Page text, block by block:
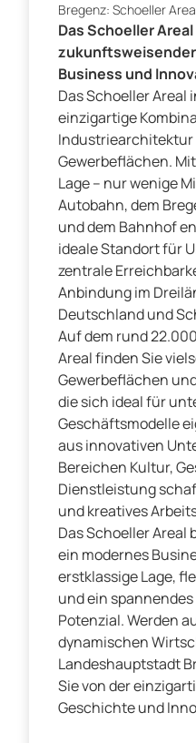
Bregenz: Schoeller
Das Schoeller
Business und
Das Schoeller Areal
einzigartige
Industriearchitektur
Gewerbeflächen.
Lage – nur wenige
Autobahn, dem
und dem Bahnhof
ideale Standort für
zentrale
Anbindung im
Deutschland und
Auf dem rund
Areal finden Sie
Gewerbeflächen
die sich ideal für
Geschäftsmodelle
aus innovativen
Bereichen Kultur,
Dienstleistung
und kreatives
Das Schoeller Areal
ein modernes
erstklassige Lage,
und ein
Potenzial. Werden
dynamischen
Landeshauptstadt
Sie von der
Geschichte und